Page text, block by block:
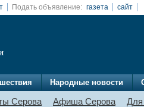
Подать объявление: газета сайт
Народные новости
Серова Афиша Серова
Для